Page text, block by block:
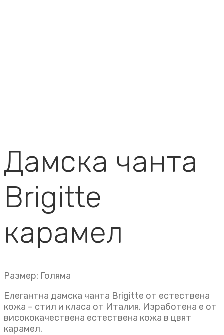
Дамска чанта
Brigitte
карамел
Размер: Голяма
Елегантна дамска чанта Brigitte от естествена
кожа – стил и класа от Италия. Изработена е от
висококачествена естествена кожа в цвят
карамел.